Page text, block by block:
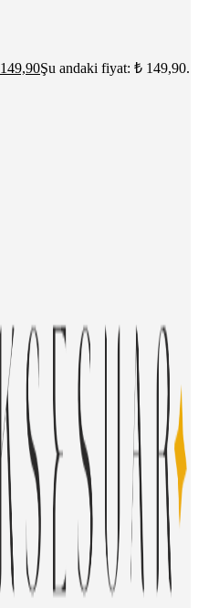
149,90Şu andaki fiyat: ₺ 149,90.